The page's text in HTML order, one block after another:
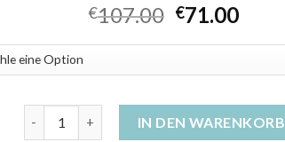
€107.00 €71.00
IN DEN WARENKORB